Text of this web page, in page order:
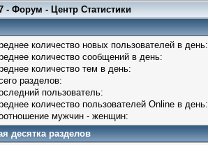
Форум - Центр Статистики
количество новых пользователей в день:
количество сообщений в день:
количество тем в день:
разделов:
пользователь:
количество пользователей Оnline в день:
мужчин - женщин:
десятка разделов